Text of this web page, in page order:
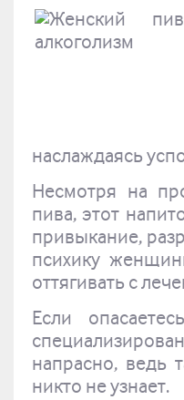
наслаждаясь
Несмотря на
пива, этот
привыкание,
психику
оттягивать с
Если
напрасно, ведь
никто не узнает.